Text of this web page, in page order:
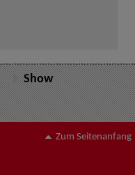
Show
Zum Seitenanfang